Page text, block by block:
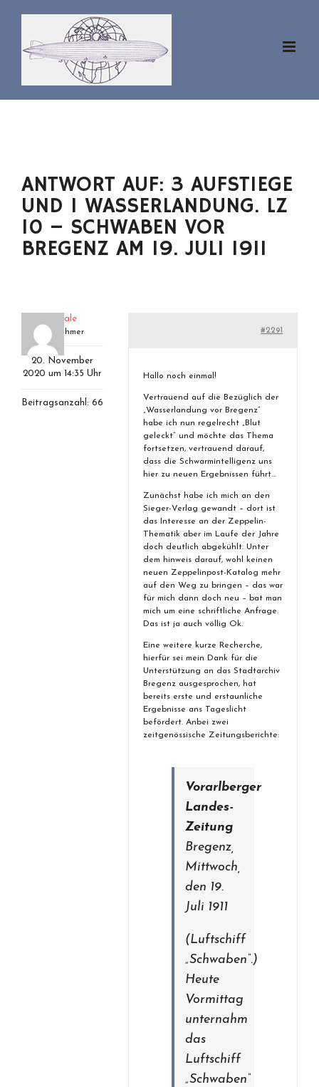
springen
ANTWORT AUF: 3 AUFSTIEGE
UND 1 WASSERLANDUNG. LZ
10 – SCHWABEN VOR
BREGENZ AM 19. JULI 1911
westfale
Teilnehmer
20. November
2020 um 14:35 Uhr
Beitragsanzahl: 66
#2291
Hallo noch einmal!
Vertrauend auf die Bezüglich der
„Wasserlandung vor Bregenz“
habe ich nun regelrecht „Blut
geleckt“ und möchte das Thema
fortsetzen, vertrauend darauf,
dass die Schwarmintelligenz uns
hier zu neuen Ergebnissen führt…
Zunächst habe ich mich an den
Sieger-Verlag gewandt – dort ist
das Interesse an der Zeppelin-
Thematik aber im Laufe der Jahre
doch deutlich abgekühlt. Unter
dem hinweis darauf, wohl keinen
neuen Zeppelinpost-Katalog mehr
auf den Weg zu bringen – das war
für mich dann doch neu – bat man
mich um eine schriftliche Anfrage.
Das ist ja auch völlig Ok.
Eine weitere kurze Recherche,
hierfür sei mein Dank für die
Unterstützung an das Stadtarchiv
Bregenz ausgesprochen, hat
bereits erste und erstaunliche
Ergebnisse ans Tageslicht
befördert. Anbei zwei
zeitgenössische Zeitungsberichte:
Vorarlberger
Landes-
Zeitung
Bregenz,
Mittwoch,
den 19.
Juli 1911
(Luftschiff
„Schwaben“.)
Heute
Vormittag
unternahm
das
Luftschiff
„Schwaben“